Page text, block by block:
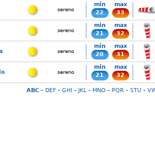
sereno
min
22
max
33
sereno
min
21
max
32
sereno
min
20
max
31
sereno
min
21
max
32
ABC- DEF- GHI- JKL- MNO - PQR - STU -